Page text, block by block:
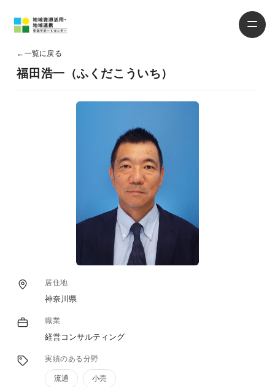
← 一覧に戻る
福田浩一（ふくだこういち）
居住地
神奈川県
職業
経営コンサルティング
実績のある分野
流通 小売